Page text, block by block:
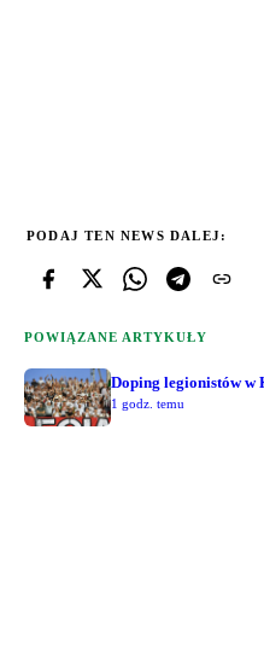
PODAJ TEN NEWS DALEJ:
POWIĄZANE ARTYKUŁY
Doping legionistów w
1 godz. temu